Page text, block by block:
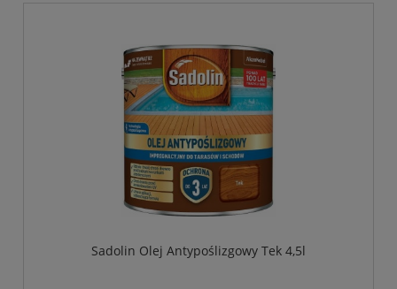
Sadolin Olej Antypoślizgowy Tek 4,5l